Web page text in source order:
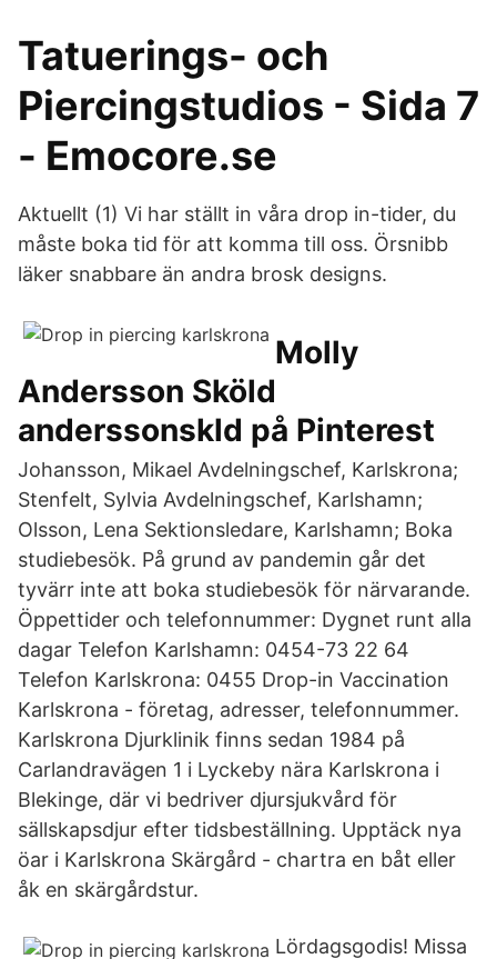
Tatuerings- och
Piercingstudios - Sida 7
- Emocore.se
Aktuellt (1) Vi har ställt in våra drop in-tider, du
måste boka tid för att komma till oss. Örsnibb
läker snabbare än andra brosk designs.
Molly
Andersson Sköld
anderssonskld på Pinterest
Johansson, Mikael Avdelningschef, Karlskrona;
Stenfelt, Sylvia Avdelningschef, Karlshamn;
Olsson, Lena Sektionsledare, Karlshamn; Boka
studiebesök. På grund av pandemin går det
tyvärr inte att boka studiebesök för närvarande.
Öppettider och telefonnummer: Dygnet runt alla
dagar Telefon Karlshamn: 0454-73 22 64
Telefon Karlskrona: 0455 Drop-in Vaccination
Karlskrona - företag, adresser, telefonnummer.
Karlskrona Djurklinik finns sedan 1984 på
Carlandravägen 1 i Lyckeby nära Karlskrona i
Blekinge, där vi bedriver djursjukvård för
sällskapsdjur efter tidsbeställning. Upptäck nya
öar i Karlskrona Skärgård - chartra en båt eller
åk en skärgårdstur.
Lördagsgodis! Missa